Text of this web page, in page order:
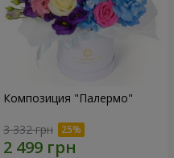
Композиция "Палермо"
3 332 грн